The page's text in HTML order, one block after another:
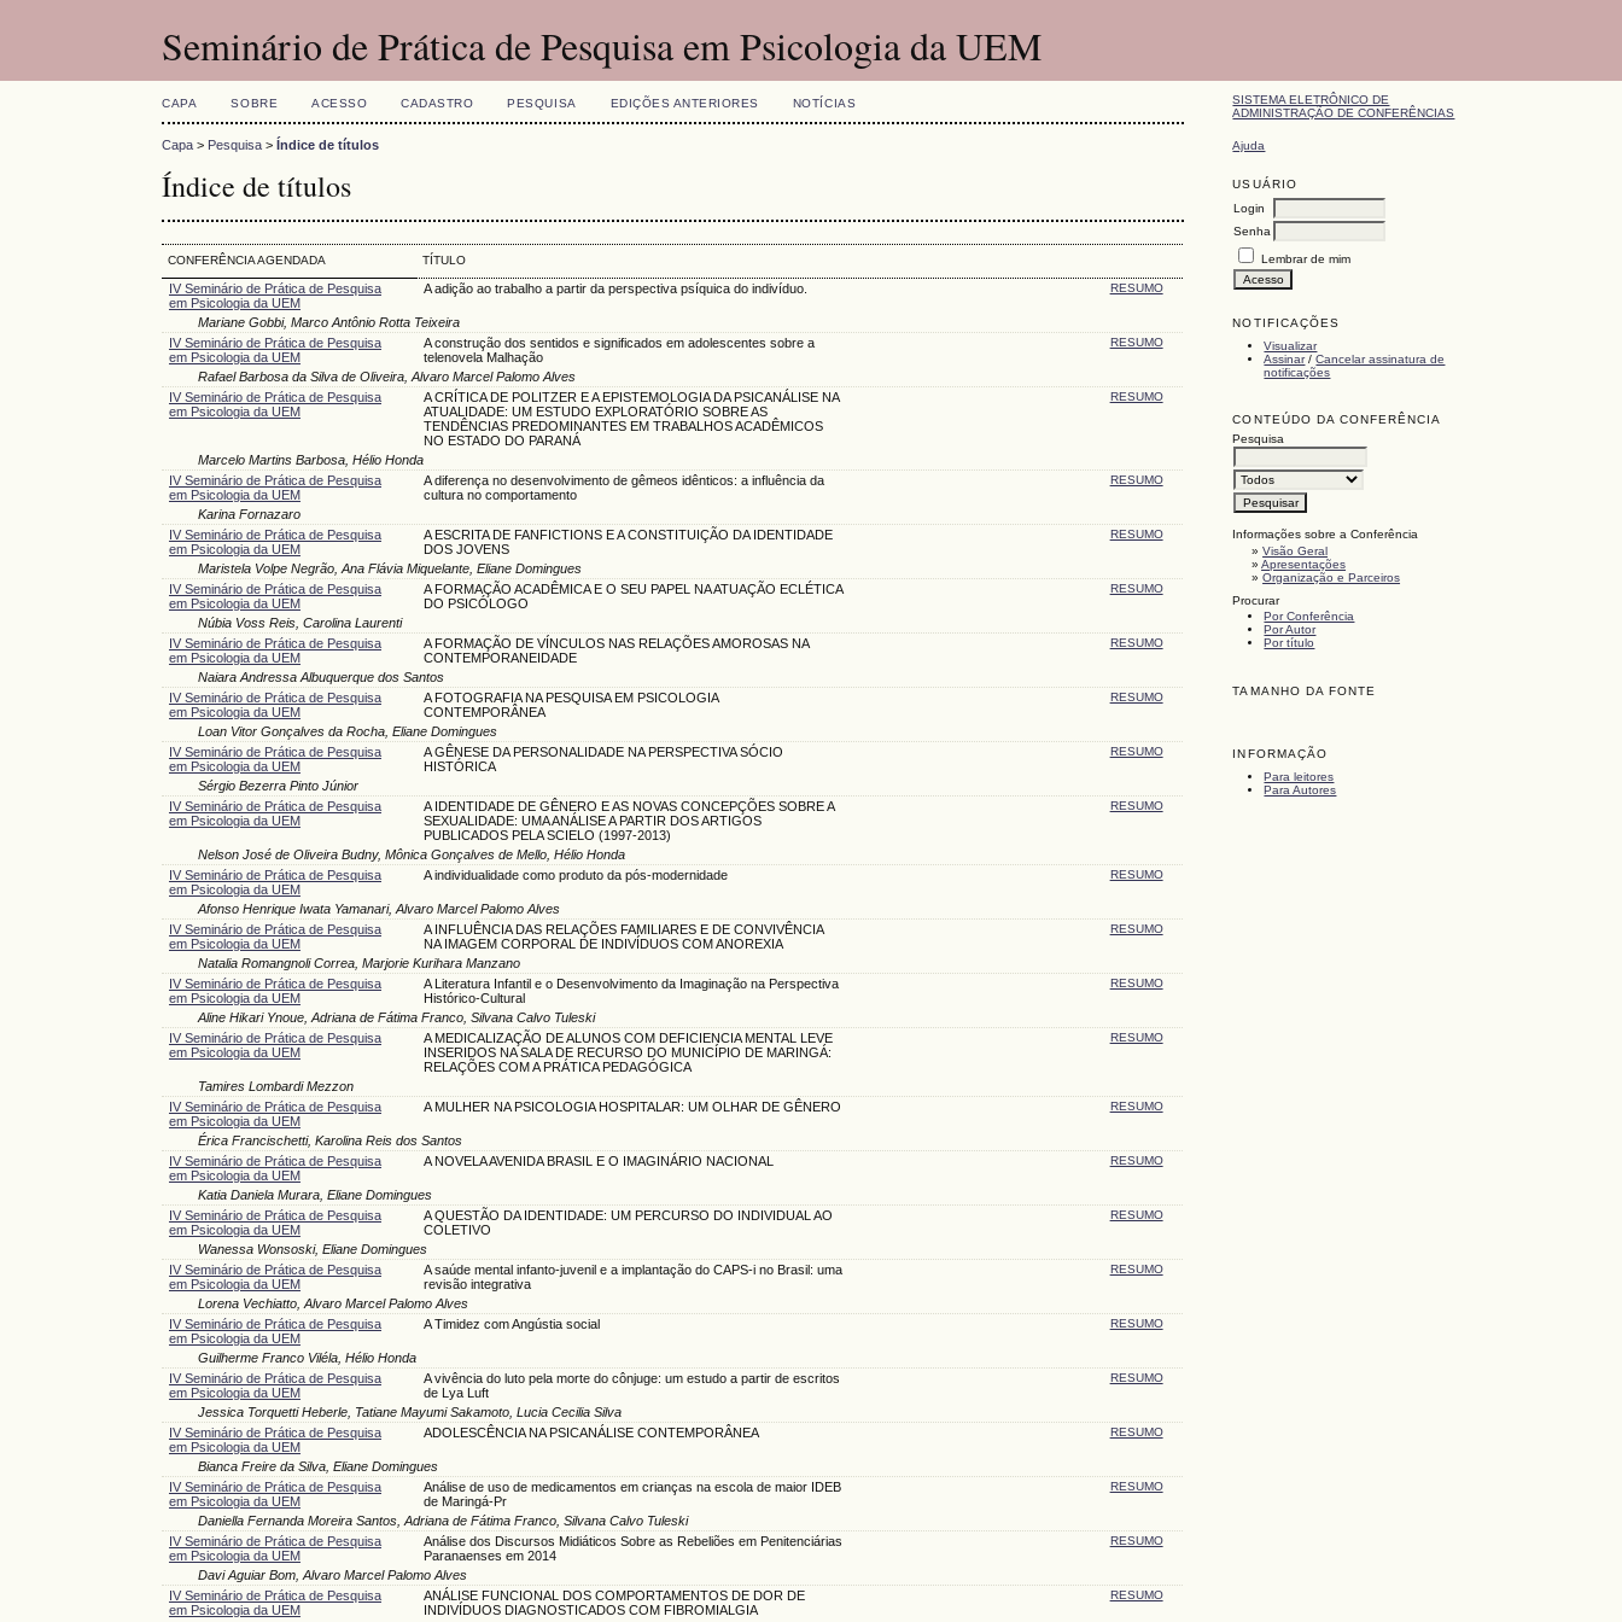
Seminário de Prática de Pesquisa em Psicologia da UEM
SISTEMA ELETRÔNICO DE
ADMINISTRAÇÃO DE CONFERÊNCIAS
Ajuda
USUÁRIO
Login
Senha
Lembrar de mim
NOTIFICAÇÕES
Visualizar
Assinar/Cancelar assinatura de
notificações
CONTEÚDO DA CONFERÊNCIA
Pesquisa
Informações sobre a Conferência
»Visão Geral
»Apresentações
»Organização e Parceiros
Procurar
Por Conferência
Por Autor
Por título
TAMANHO DA FONTE
INFORMAÇÃO
Para leitores
Para Autores
CAPA SOBRE ACESSO CADASTRO PESQUISA EDIÇÕES ANTERIORES NOTÍCIAS
Capa > Pesquisa >Índice de títulos
Índice de títulos
CONFERÊNCIA AGENDADA TÍTULO
IV Seminário de Prática de Pesquisa
em Psicologia da UEM
A adição ao trabalho a partir da perspectiva psíquica do indivíduo. RESUMO
Mariane Gobbi, Marco Antônio Rotta Teixeira
IV Seminário de Prática de Pesquisa
em Psicologia da UEM
A construção dos sentidos e significados em adolescentes sobre a
telenovela Malhação
RESUMO
Rafael Barbosa da Silva de Oliveira, Alvaro Marcel Palomo Alves
IV Seminário de Prática de Pesquisa
em Psicologia da UEM
A CRÍTICA DE POLITZER E A EPISTEMOLOGIA DA PSICANÁLISE NA
ATUALIDADE: UM ESTUDO EXPLORATÓRIO SOBRE AS
TENDÊNCIAS PREDOMINANTES EM TRABALHOS ACADÊMICOS
NO ESTADO DO PARANÁ
RESUMO
Marcelo Martins Barbosa, Hélio Honda
IV Seminário de Prática de Pesquisa
em Psicologia da UEM
A diferença no desenvolvimento de gêmeos idênticos: a influência da
cultura no comportamento
RESUMO
Karina Fornazaro
IV Seminário de Prática de Pesquisa
em Psicologia da UEM
A ESCRITA DE FANFICTIONS E A CONSTITUIÇÃO DA IDENTIDADE
DOS JOVENS
RESUMO
Maristela Volpe Negrão, Ana Flávia Miquelante, Eliane Domingues
IV Seminário de Prática de Pesquisa
em Psicologia da UEM
A FORMAÇÃO ACADÊMICA E O SEU PAPEL NA ATUAÇÃO ECLÉTICA
DO PSICÓLOGO
RESUMO
Núbia Voss Reis, Carolina Laurenti
IV Seminário de Prática de Pesquisa
em Psicologia da UEM
A FORMAÇÃO DE VÍNCULOS NAS RELAÇÕES AMOROSAS NA
CONTEMPORANEIDADE
RESUMO
Naiara Andressa Albuquerque dos Santos
IV Seminário de Prática de Pesquisa
em Psicologia da UEM
A FOTOGRAFIA NA PESQUISA EM PSICOLOGIA
CONTEMPORÂNEA
RESUMO
Loan Vitor Gonçalves da Rocha, Eliane Domingues
IV Seminário de Prática de Pesquisa
em Psicologia da UEM
A GÊNESE DA PERSONALIDADE NA PERSPECTIVA SÓCIO
HISTÓRICA
RESUMO
Sérgio Bezerra Pinto Júnior
IV Seminário de Prática de Pesquisa
em Psicologia da UEM
A IDENTIDADE DE GÊNERO E AS NOVAS CONCEPÇÕES SOBRE A
SEXUALIDADE: UMA ANÁLISE A PARTIR DOS ARTIGOS
PUBLICADOS PELA SCIELO (1997-2013)
RESUMO
Nelson José de Oliveira Budny, Mônica Gonçalves de Mello, Hélio Honda
IV Seminário de Prática de Pesquisa
em Psicologia da UEM
A individualidade como produto da pós-modernidade RESUMO
Afonso Henrique Iwata Yamanari, Alvaro Marcel Palomo Alves
IV Seminário de Prática de Pesquisa
em Psicologia da UEM
A INFLUÊNCIA DAS RELAÇÕES FAMILIARES E DE CONVIVÊNCIA
NA IMAGEM CORPORAL DE INDIVÍDUOS COM ANOREXIA
RESUMO
Natalia Romangnoli Correa, Marjorie Kurihara Manzano
IV Seminário de Prática de Pesquisa
em Psicologia da UEM
A Literatura Infantil e o Desenvolvimento da Imaginação na Perspectiva
Histórico-Cultural
RESUMO
Aline Hikari Ynoue, Adriana de Fátima Franco, Silvana Calvo Tuleski
IV Seminário de Prática de Pesquisa
em Psicologia da UEM
A MEDICALIZAÇÃO DE ALUNOS COM DEFICIENCIA MENTAL LEVE
INSERIDOS NA SALA DE RECURSO DO MUNICÍPIO DE MARINGÁ:
RELAÇÕES COM A PRÁTICA PEDAGÓGICA
RESUMO
Tamires Lombardi Mezzon
IV Seminário de Prática de Pesquisa
em Psicologia da UEM
A MULHER NA PSICOLOGIA HOSPITALAR: UM OLHAR DE GÊNERO RESUMO
Érica Francischetti, Karolina Reis dos Santos
IV Seminário de Prática de Pesquisa
em Psicologia da UEM
A NOVELA AVENIDA BRASIL E O IMAGINÁRIO NACIONAL RESUMO
Katia Daniela Murara, Eliane Domingues
IV Seminário de Prática de Pesquisa
em Psicologia da UEM
A QUESTÃO DA IDENTIDADE: UM PERCURSO DO INDIVIDUAL AO
COLETIVO
RESUMO
Wanessa Wonsoski, Eliane Domingues
IV Seminário de Prática de Pesquisa
em Psicologia da UEM
A saúde mental infanto-juvenil e a implantação do CAPS-i no Brasil: uma
revisão integrativa
RESUMO
Lorena Vechiatto, Alvaro Marcel Palomo Alves
IV Seminário de Prática de Pesquisa
em Psicologia da UEM
A Timidez com Angústia social RESUMO
Guilherme Franco Viléla, Hélio Honda
IV Seminário de Prática de Pesquisa
em Psicologia da UEM
A vivência do luto pela morte do cônjuge: um estudo a partir de escritos
de Lya Luft
RESUMO
Jessica Torquetti Heberle, Tatiane Mayumi Sakamoto, Lucia Cecilia Silva
IV Seminário de Prática de Pesquisa
em Psicologia da UEM
ADOLESCÊNCIA NA PSICANÁLISE CONTEMPORÂNEA RESUMO
Bianca Freire da Silva, Eliane Domingues
IV Seminário de Prática de Pesquisa
em Psicologia da UEM
Análise de uso de medicamentos em crianças na escola de maior IDEB
de Maringá-Pr
RESUMO
Daniella Fernanda Moreira Santos, Adriana de Fátima Franco, Silvana Calvo Tuleski
IV Seminário de Prática de Pesquisa
em Psicologia da UEM
Análise dos Discursos Midiáticos Sobre as Rebeliões em Penitenciárias
Paranaenses em 2014
RESUMO
Davi Aguiar Bom, Alvaro Marcel Palomo Alves
IV Seminário de Prática de Pesquisa
em Psicologia da UEM
ANÁLISE FUNCIONAL DOS COMPORTAMENTOS DE DOR DE
INDIVÍDUOS DIAGNOSTICADOS COM FIBROMIALGIA
RESUMO